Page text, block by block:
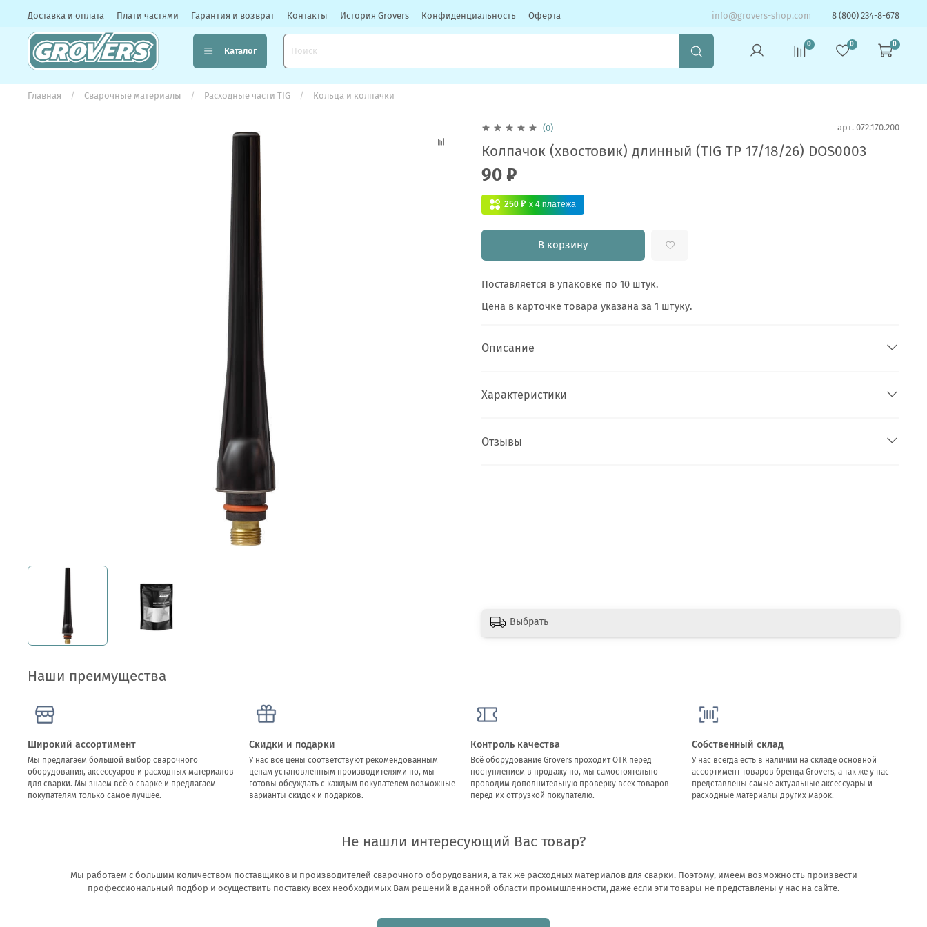
Доставка и оплата Плати частями Гарантия и возврат Контакты История Grovers Конфиденциальность Оферта info@grovers-shop.com 8 (800) 234-8-678
Каталог
0 0 0
Главная Сварочные материалы Расходные части TIG Кольца и колпачки
(0) арт. 072.170.200
Колпачок (хвостовик) длинный (TIG TP 17/18/26) DOS0003
90 ₽
250 ₽ x 4 платежа
В корзину
Поставляется в упаковке по 10 штук.
Цена в карточке товара указана за 1 штуку.
Описание
Характеристики
Отзывы
Выбрать
Наши преимущества
Широкий ассортимент
Мы предлагаем большой выбор сварочного
оборудования, аксессуаров и расходных материалов
для сварки. Мы знаем всё о сварке и предлагаем
покупателям только самое лучшее.
Скидки и подарки
У нас все цены соответствуют рекомендованным
ценам установленным производителями но, мы
готовы обсуждать с каждым покупателем возможные
варианты скидок и подарков.
Контроль качества
Всё оборудование Grovers проходит ОТК перед
поступлением в продажу но, мы самостоятельно
проводим дополнительную проверку всех товаров
перед их отгрузкой покупателю.
Собственный склад
У нас всегда есть в наличии на складе основной
ассортимент товаров бренда Grovers, а так же у нас
представлены самые актуальные аксессуары и
расходные материалы других марок.
Не нашли интересующий Вас товар?
Мы работаем с большим количеством поставщиков и производителей сварочного оборудования, а так же расходных материалов для сварки. Поэтому, имеем возможность произвести
профессиональный подбор и осуществить поставку всех необходимых Вам решений в данной области промышленности, даже если эти товары не представлены у нас на сайте.